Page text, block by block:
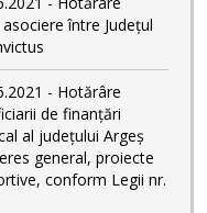
între Județul
- Hotărâre
de finanțări
al județului Argeș
general, proiecte
conform Legii nr.